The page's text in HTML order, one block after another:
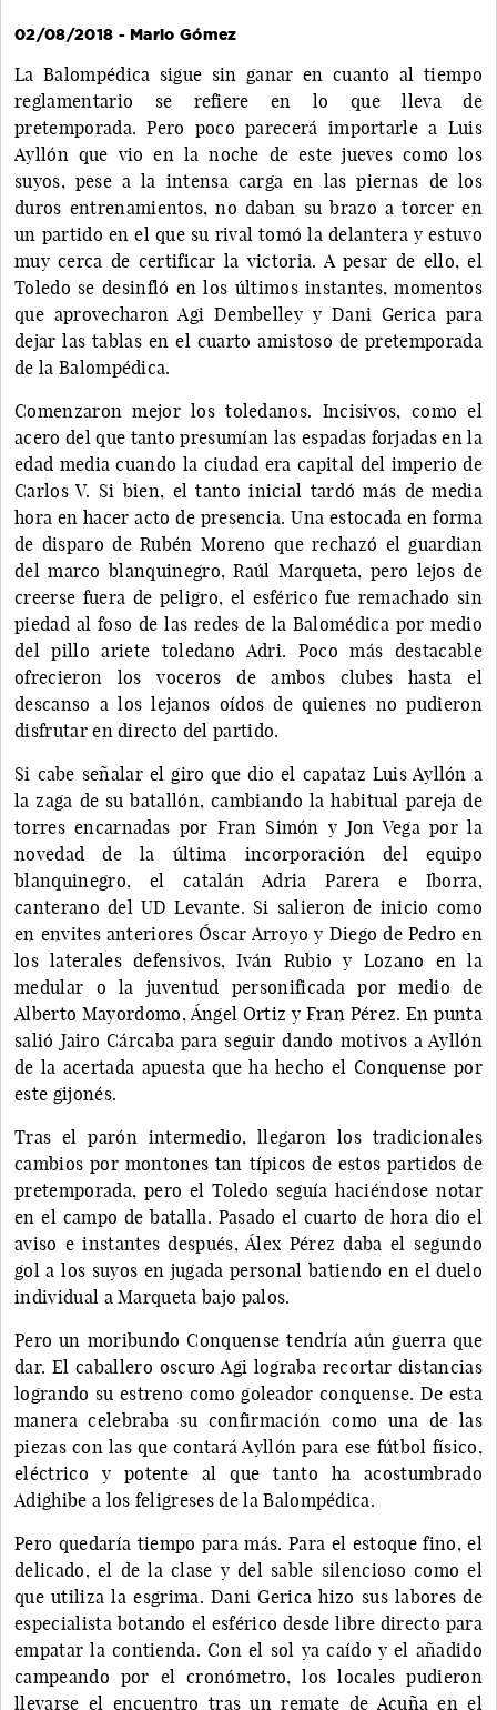
02/08/2018 - Mario Gómez
La Balompédica sigue sin ganar en cuanto al tiempo
reglamentario se refiere en lo que lleva de
pretemporada. Pero poco parecerá importarle a Luis
Ayllón que vio en la noche de este jueves como los
suyos, pese a la intensa carga en las piernas de los
duros entrenamientos, no daban su brazo a torcer en
un partido en el que su rival tomó la delantera y estuvo
muy cerca de certificar la victoria. A pesar de ello, el
Toledo se desinfló en los últimos instantes, momentos
que aprovecharon Agi Dembelley y Dani Gerica para
dejar las tablas en el cuarto amistoso de pretemporada
de la Balompédica.
Comenzaron mejor los toledanos. Incisivos, como el
acero del que tanto presumían las espadas forjadas en la
edad media cuando la ciudad era capital del imperio de
Carlos V. Si bien, el tanto inicial tardó más de media
hora en hacer acto de presencia. Una estocada en forma
de disparo de Rubén Moreno que rechazó el guardian
del marco blanquinegro, Raúl Marqueta, pero lejos de
creerse fuera de peligro, el esférico fue remachado sin
piedad al foso de las redes de la Balomédica por medio
del pillo ariete toledano Adri. Poco más destacable
ofrecieron los voceros de ambos clubes hasta el
descanso a los lejanos oídos de quienes no pudieron
disfrutar en directo del partido.
Si cabe señalar el giro que dio el capataz Luis Ayllón a
la zaga de su batallón, cambiando la habitual pareja de
torres encarnadas por Fran Simón y Jon Vega por la
novedad de la última incorporación del equipo
blanquinegro, el catalán Adria Parera e Iborra,
canterano del UD Levante. Si salieron de inicio como
en envites anteriores Óscar Arroyo y Diego de Pedro en
los laterales defensivos, Iván Rubio y Lozano en la
medular o la juventud personificada por medio de
Alberto Mayordomo, Ángel Ortiz y Fran Pérez. En punta
salió Jairo Cárcaba para seguir dando motivos a Ayllón
de la acertada apuesta que ha hecho el Conquense por
este gijonés.
Tras el parón intermedio, llegaron los tradicionales
cambios por montones tan típicos de estos partidos de
pretemporada, pero el Toledo seguía haciéndose notar
en el campo de batalla. Pasado el cuarto de hora dio el
aviso e instantes después, Álex Pérez daba el segundo
gol a los suyos en jugada personal batiendo en el duelo
individual a Marqueta bajo palos.
Pero un moribundo Conquense tendría aún guerra que
dar. El caballero oscuro Agi lograba recortar distancias
logrando su estreno como goleador conquense. De esta
manera celebraba su confirmación como una de las
piezas con las que contará Ayllón para ese fútbol físico,
eléctrico y potente al que tanto ha acostumbrado
Adighibe a los feligreses de la Balompédica.
Pero quedaría tiempo para más. Para el estoque fino, el
delicado, el de la clase y del sable silencioso como el
que utiliza la esgrima. Dani Gerica hizo sus labores de
especialista botando el esférico desde libre directo para
empatar la contienda. Con el sol ya caído y el añadido
campeando por el cronómetro, los locales pudieron
llevarse el encuentro tras un remate de Acuña en el